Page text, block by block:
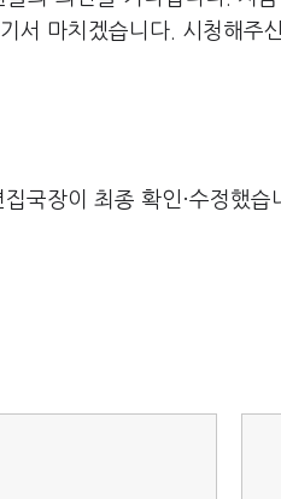
서 마치겠습니다. 시청해주
국장이 최종 확인·수정했습